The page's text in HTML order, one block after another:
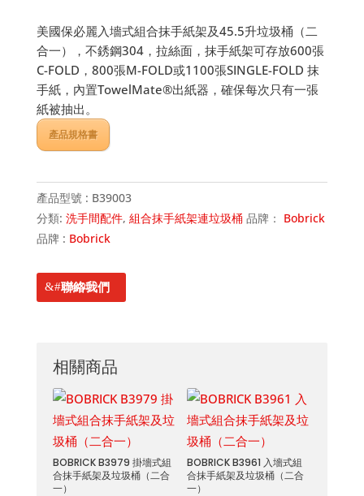
美國保必麗入墻式組合抹手紙架及45.5升垃圾桶（二
合一），不銹鋼304，拉絲面，抹手紙架可存放600張
C-FOLD，800張M-FOLD或1100張SINGLE-FOLD 抹
手紙，內置TowelMate®出紙器，確保每次只有一張
紙被抽出。
產品規格書
產品型號 : B39003
分類: 洗手間配件, 組合抹手紙架連垃圾桶 品牌： Bobrick
品牌 : Bobrick
聯絡我們
相關商品
BOBRICK B3979 掛墻式組
合抹手紙架及垃圾桶（二合
一）
BOBRICK B3961 入墻式組
合抹手紙架及垃圾桶（二合
一）